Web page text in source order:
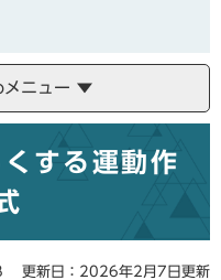
ニュー
する運動作
更新日：2026年2月7日更新